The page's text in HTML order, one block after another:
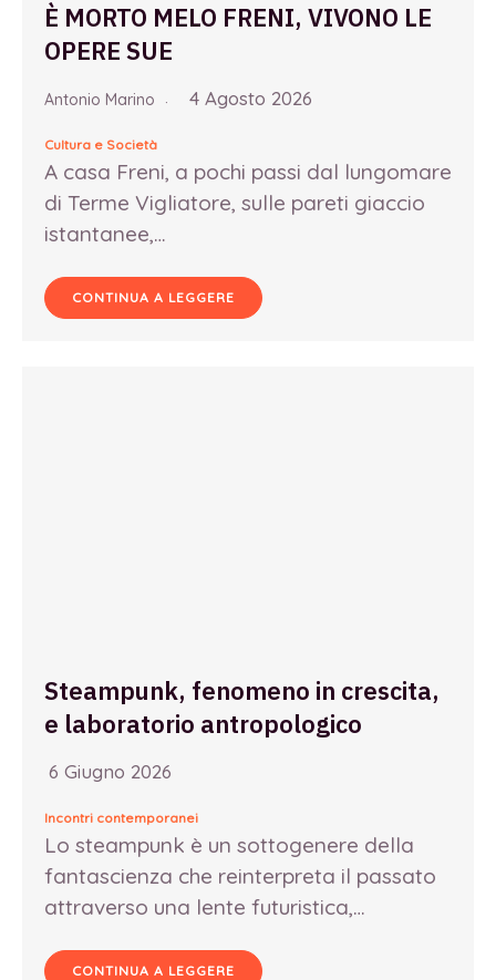
È MORTO MELO FRENI, VIVONO LE
OPERE SUE
Antonio Marino 4 Agosto 2026
Cultura e Società
A casa Freni, a pochi passi dal lungomare
di Terme Vigliatore, sulle pareti giaccio
istantanee,…
CONTINUA A LEGGERE
Steampunk, fenomeno in crescita,
e laboratorio antropologico
6 Giugno 2026
Incontri contemporanei
Lo steampunk è un sottogenere della
fantascienza che reinterpreta il passato
attraverso una lente futuristica,…
CONTINUA A LEGGERE